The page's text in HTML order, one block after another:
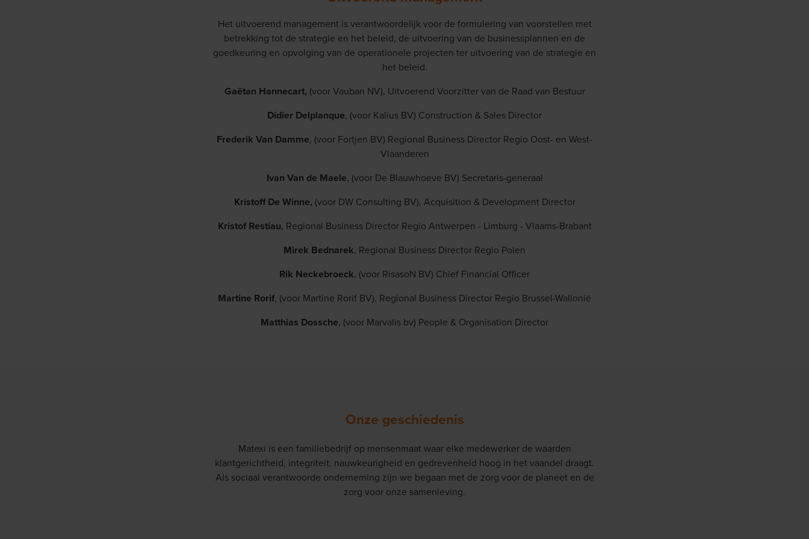
Het uitvoerend management is verantwoordelijk voor de formulering van voorstellen met
betrekking tot de strategie en het beleid, de uitvoering van de businessplannen en de
goedkeuring en opvolging van de operationele projecten ter uitvoering van de strategie en
het beleid.
Gaëtan Hannecart, (voor Vauban NV), Uitvoerend Voorzitter van de Raad van Bestuur
Didier Delplanque, (voor Kalius BV) Construction & Sales Director
Frederik Van Damme, (voor Fortjen BV) Regional Business Director Regio Oost- en West-
Vlaanderen
Ivan Van de Maele, (voor De Blauwhoeve BV) Secretaris-generaal
Kristoff De Winne, (voor DW Consulting BV), Acquisition & Development Director
Kristof Restiau, Regional Business Director Regio Antwerpen - Limburg - Vlaams-Brabant
Mirek Bednarek, Regional Business Director Regio Polen
Rik Neckebroeck, (voor RisasoN BV) Chief Financial Officer
Martine Rorif, (voor Martine Rorif BV), Regional Business Director Regio Brussel-Wallonië
Matthias Dossche, (voor Marvalis bv) People & Organisation Director
Onze geschiedenis
Matexi is een familiebedrijf op mensenmaat waar elke medewerker de waarden
klantgerichtheid, integriteit, nauwkeurigheid en gedrevenheid hoog in het vaandel draagt.
Als sociaal verantwoorde onderneming zijn we begaan met de zorg voor de planeet en de
zorg voor onze samenleving.